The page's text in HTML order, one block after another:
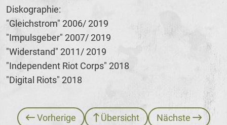
Diskographie:
"Gleichstrom" 2006/ 2019
"Impulsgeber" 2007/ 2019
"Widerstand" 2011/ 2019
"Independent Riot Corps" 2018
"Digital Riots" 2018
Vorherige Übersicht Nächste